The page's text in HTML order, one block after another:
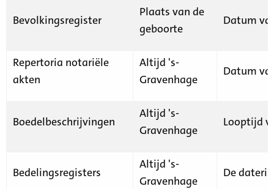
Bevolkingsregister
Plaats van de
geboorte
Datum
Repertoria notariële
akten
Altijd 's-
Gravenhage
Datum
Boedelbeschrijvingen
Altijd 's-
Gravenhage
Looptijd
Bedelingsregisters
Altijd 's-
Gravenhage
De